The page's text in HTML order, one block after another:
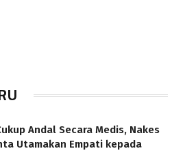
Andal Secara Medis, Nakes
Utamakan Empati kepada